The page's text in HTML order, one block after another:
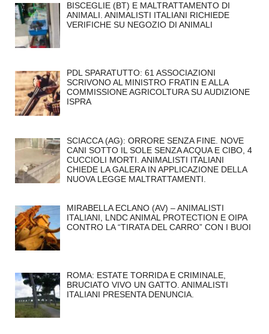
BISCEGLIE (BT) E MALTRATTAMENTO DI
ANIMALI. ANIMALISTI ITALIANI RICHIEDE
VERIFICHE SU NEGOZIO DI ANIMALI
PDL SPARATUTTO: 61 ASSOCIAZIONI
SCRIVONO AL MINISTRO FRATIN E ALLA
COMMISSIONE AGRICOLTURA SU AUDIZIONE
ISPRA
SCIACCA (AG): ORRORE SENZA FINE. NOVE
CANI SOTTO IL SOLE SENZA ACQUA E CIBO, 4
CUCCIOLI MORTI. ANIMALISTI ITALIANI
CHIEDE LA GALERA IN APPLICAZIONE DELLA
NUOVA LEGGE MALTRATTAMENTI.
MIRABELLA ECLANO (AV) – ANIMALISTI
ITALIANI, LNDC ANIMAL PROTECTION E OIPA
CONTRO LA “TIRATA DEL CARRO” CON I BUOI
ROMA: ESTATE TORRIDA E CRIMINALE,
BRUCIATO VIVO UN GATTO. ANIMALISTI
ITALIANI PRESENTA DENUNCIA.